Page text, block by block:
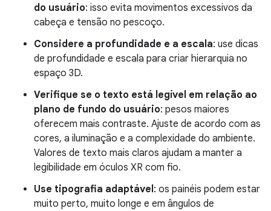
do usuário: isso evita movimentos excessivos da
cabeça e tensão no pescoço.
Considere a profundidade e a escala: use dicas
de profundidade e escala para criar hierarquia no
espaço 3D.
Verifique se o texto está legível em relação ao
plano de fundo do usuário: pesos maiores
oferecem mais contraste. Ajuste de acordo com as
cores, a iluminação e a complexidade do ambiente.
Valores de texto mais claros ajudam a manter a
legibilidade em óculos XR com fio.
Use tipografia adaptável : os painéis podem estar
muito perto, muito longe e em ângulos de